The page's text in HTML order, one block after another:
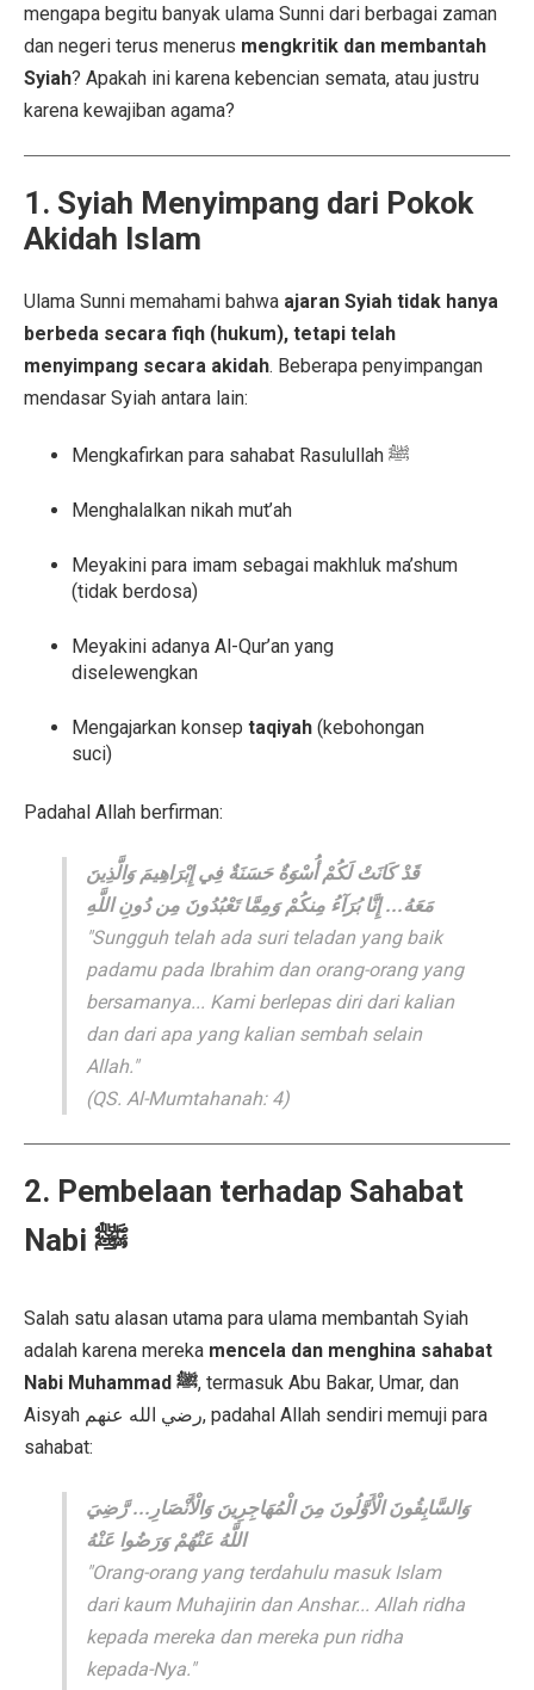
mengapa begitu banyak ulama Sunni dari berbagai zaman
dan negeri terus menerus mengkritik dan membantah
Syiah? Apakah ini karena kebencian semata, atau justru
karena kewajiban agama?
1. Syiah Menyimpang dari Pokok
Akidah Islam
Ulama Sunni memahami bahwa ajaran Syiah tidak hanya
berbeda secara fiqh (hukum), tetapi telah
menyimpang secara akidah. Beberapa penyimpangan
mendasar Syiah antara lain:
Mengkafirkan para sahabat Rasulullah ﷺ
Menghalalkan nikah mut’ah
Meyakini para imam sebagai makhluk ma’shum
(tidak berdosa)
Meyakini adanya Al-Qur’an yang
diselewengkan
Mengajarkan konsep taqiyah (kebohongan
suci)
Padahal Allah berfirman:
قَدْ كَانَتْ لَكُمْ أُسْوَةٌ حَسَنَةٌ فِي إِبْرَاهِيمَ وَالَّذِينَ
مَعَهُ... إِنَّا بُرَآءُ مِنكُمْ وَمِمَّا تَعْبُدُونَ مِن دُونِ اللَّهِ
"Sungguh telah ada suri teladan yang baik
padamu pada Ibrahim dan orang-orang yang
bersamanya... Kami berlepas diri dari kalian
dan dari apa yang kalian sembah selain
Allah."
(QS. Al-Mumtahanah: 4)
2. Pembelaan terhadap Sahabat
Nabi ﷺ
Salah satu alasan utama para ulama membantah Syiah
adalah karena mereka mencela dan menghina sahabat
Nabi Muhammad ﷺ, termasuk Abu Bakar, Umar, dan
Aisyah رضي الله عنهم, padahal Allah sendiri memuji para
sahabat:
وَالسَّابِقُونَ الْأَوَّلُونَ مِنَ الْمُهَاجِرِينَ وَالْأَنْصَارِ... رَّضِيَ
اللَّهُ عَنْهُمْ وَرَضُوا عَنْهُ
"Orang-orang yang terdahulu masuk Islam
dari kaum Muhajirin dan Anshar... Allah ridha
kepada mereka dan mereka pun ridha
kepada-Nya."